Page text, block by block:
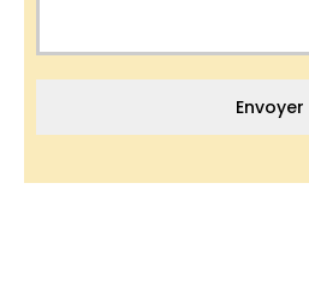
Envoyer